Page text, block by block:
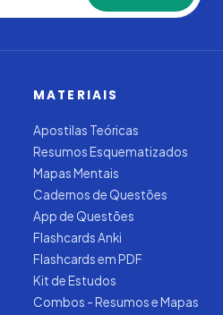
MATERIAIS
Apostilas Teóricas
Resumos Esquematizados
Mapas Mentais
Cadernos de Questões
App de Questões
Flashcards Anki
Flashcards em PDF
Kit de Estudos
Combos - Resumos e Mapas